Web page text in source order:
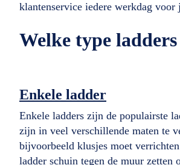
klantenservice iedere werkdag voor
Welke type
Enkele ladder
Enkele ladders zijn de populairste
zijn in veel verschillende maten te
bijvoorbeeld klusjes moet
ladder schuin tegen de muur zetten